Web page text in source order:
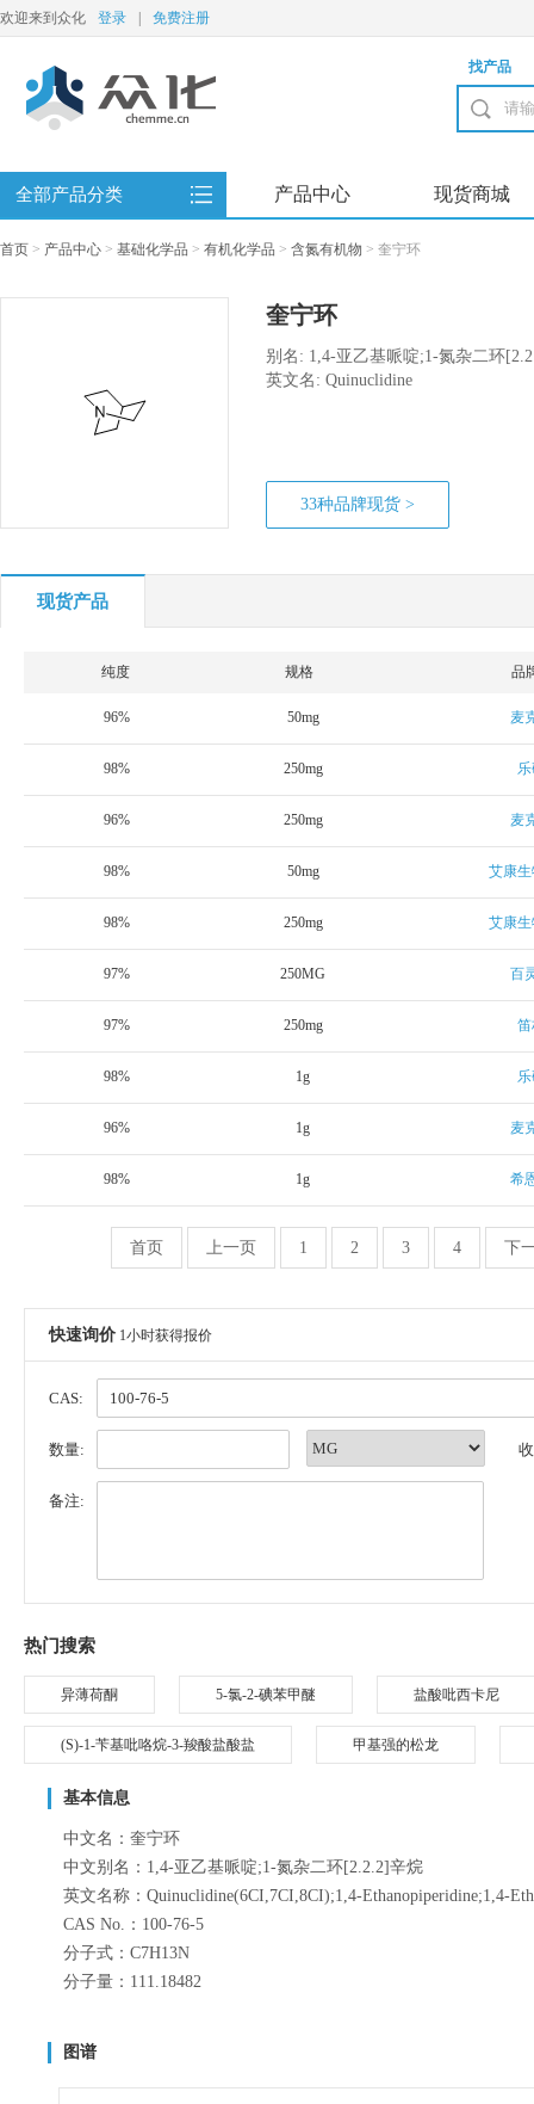
欢迎来到众化 登录 免费注册
找产品
全部产品分类 产品中心 现货商城
首页 > 产品中心 > 基础化学品 > 有机化学品 > 含氮有机物 > 奎宁环
奎宁环
别名: 1,4-亚乙基哌啶;1-氮杂二环
英文名: Quinuclidine
33种品牌现货 >
现货产品
纯度 规格 品
96% 50mg 麦
98% 250mg
96% 250mg 麦
98% 50mg 艾康
98% 250mg 艾康
97% 250MG 百
97% 250mg
98% 1g
96% 1g 麦
98% 1g 希
首页 上一页 1 2 3 4 下
快速询价 1小时获得报价
CAS:
数量:
备注:
热门搜索
异薄荷酮 5-氯-2-碘苯甲醚 盐酸吡西卡尼
(S)-1-苄基吡咯烷-3-羧酸盐酸盐 甲基强的松龙
基本信息
中文名：奎宁环
中文别名：1,4-亚乙基哌啶;1-氮杂二环[2.2.2]辛烷
英文名称：Quinuclidine(6CI,7CI,8CI);1,4-Ethanopiperidine;1,4-
CAS No.：100-76-5
分子式：C7H13N
分子量：111.18482
图谱